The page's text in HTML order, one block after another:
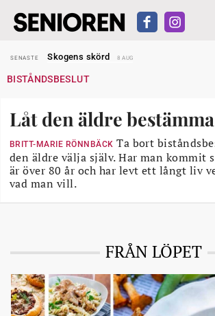
SENASTE
Skogens skörd
8 AUG
SENASTE
Reform för äldre kan bli slag i luften
SENASTE
Snart kan telefonförsäljning förbjudas i
SENASTE
Hyror rusar ifrån äldres bostadstillägg
SENASTE
Skogens skörd 8 AUG
BISTÅNDSBESLUT
Låt den äldre
BRITT-MARIE RÖNNBÄCK Ta bort
den äldre välja själv. Har man kommit
är över 80 år och har levt ett långt liv
vad man vill.
FRÅN LÖPET